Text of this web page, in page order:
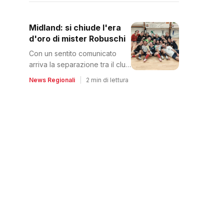
Midland: si chiude l'era
d'oro di mister Robuschi
Con un sentito comunicato
arriva la separazione tra il club
News Regionali 2 min di lettura